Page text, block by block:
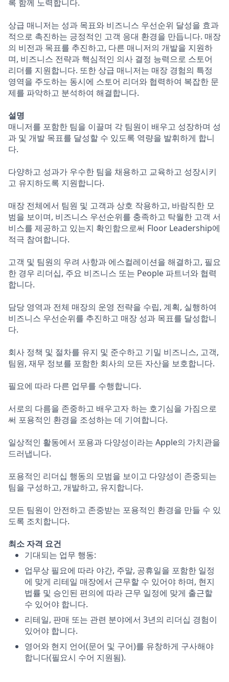
록 함께 노력합니다.
상급 매니저는 성과 목표와 비즈니스 우선순위 달성을 효과
적으로 촉진하는 긍정적인 고객 응대 환경을 만듭니다. 매장
의 비전과 목표를 추진하고, 다른 매니저의 개발을 지원하
며, 비즈니스 전략과 핵심적인 의사 결정 능력으로 스토어
리더를 지원합니다. 또한 상급 매니저는 매장 경험의 특정
영역을 주도하는 동시에 스토어 리더와 협력하여 복잡한 문
제를 파악하고 분석하여 해결합니다.
설명
매니저를 포함한 팀을 이끌며 각 팀원이 배우고 성장하며 성
과 및 개발 목표를 달성할 수 있도록 역량을 발휘하게 합니
다.
다양하고 성과가 우수한 팀을 채용하고 교육하고 성장시키
고 유지하도록 지원합니다.
매장 전체에서 팀원 및 고객과 상호 작용하고, 바람직한 모
범을 보이며, 비즈니스 우선순위를 충족하고 탁월한 고객 서
비스를 제공하고 있는지 확인함으로써 Floor Leadership에
적극 참여합니다.
고객 및 팀원의 우려 사항과 에스컬레이션을 해결하고, 필요
한 경우 리더십, 주요 비즈니스 또는 People 파트너와 협력
합니다.
담당 영역과 전체 매장의 운영 전략을 수립, 계획, 실행하여
비즈니스 우선순위를 추진하고 매장 성과 목표를 달성합니
다.
회사 정책 및 절차를 유지 및 준수하고 기밀 비즈니스, 고객,
팀원, 재무 정보를 포함한 회사의 모든 자산을 보호합니다.
필요에 따라 다른 업무를 수행합니다.
서로의 다름을 존중하고 배우고자 하는 호기심을 가짐으로
써 포용적인 환경을 조성하는 데 기여합니다.
일상적인 활동에서 포용과 다양성이라는 Apple의 가치관을
드러냅니다.
포용적인 리더십 행동의 모범을 보이고 다양성이 존중되는
팀을 구성하고, 개발하고, 유지합니다.
모든 팀원이 안전하고 존중받는 포용적인 환경을 만들 수 있
도록 조치합니다.
최소 자격 요건
기대되는 업무 행동:
업무상 필요에 따라 야간, 주말, 공휴일을 포함한 일정
에 맞게 리테일 매장에서 근무할 수 있어야 하며, 현지
법률 및 승인된 편의에 따라 근무 일정에 맞게 출근할
수 있어야 합니다.
리테일, 판매 또는 관련 분야에서 3년의 리더십 경험이
있어야 합니다.
영어와 현지 언어(문어 및 구어)를 유창하게 구사해야
합니다(필요시 수어 지원됨).